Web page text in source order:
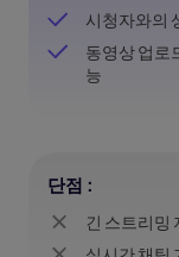
시청자와의
동영상 업로
능
단점 :
긴 스트리밍